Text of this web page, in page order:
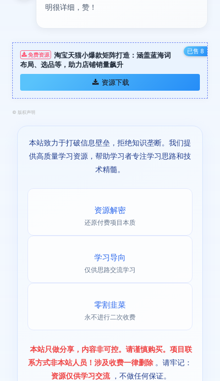
明很详细，赞！
已售 8
免费资源
淘宝天猫小爆款矩阵打造：涵盖蓝海词
布局、选品等，助力店铺销量飙升
资源下载
© 版权声明
本站致力于打破信息壁垒，拒绝知识垄断。我们提
供高质量学习资源，帮助学习者专注学习思路和技
术精髓。
资源解密
还原付费项目本质
学习导向
仅供思路交流学习
零割韭菜
永不进行二次收费
本站只做分享，内容非可控。请谨慎购买。项目联
系方式非本站人员！涉及收费一律删除 。请牢记：
资源仅供学习交流 ，不做任何保证。